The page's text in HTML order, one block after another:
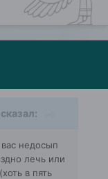
недосып
лечь или
в пять